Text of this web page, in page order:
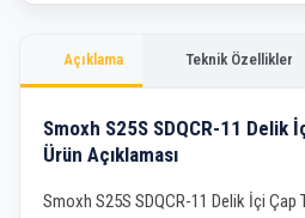
Açıklama Teknik Özellikler
Smoxh S25S SDQCR-11 Delik
Ürün Açıklaması
Smoxh S25S SDQCR-11 Delik İçi